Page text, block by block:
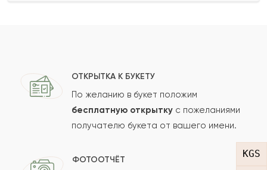
KGS
Ваш e-mail
Отзыв
ОТКРЫТКА К БУКЕТУ
По желанию в букет положим
бесплатную открытку с пожеланиями
получателю букета от вашего имени.
ФОТООТЧЁТ